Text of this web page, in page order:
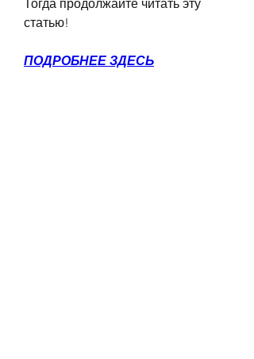
Тогда продолжайте читать эту
статью!
ПОДРОБНЕЕ ЗДЕСЬ